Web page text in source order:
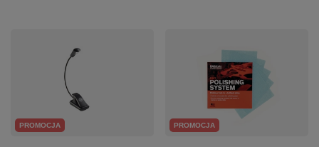
PROMOCJA PROMOCJA